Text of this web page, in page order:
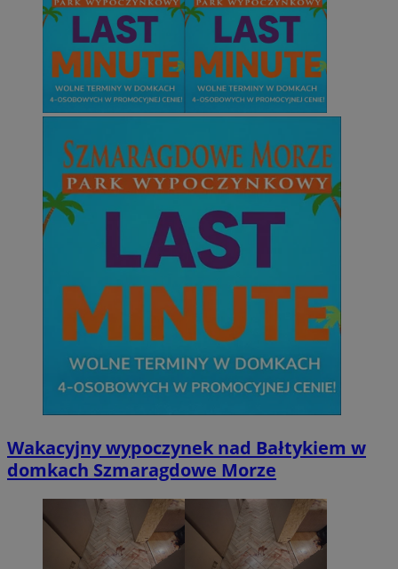
Wakacyjny wypoczynek nad Bałtykiem w
domkach Szmaragdowe Morze